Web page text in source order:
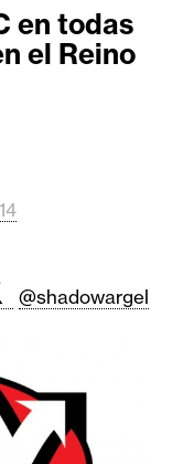
en todas
el Reino
@shadowargel